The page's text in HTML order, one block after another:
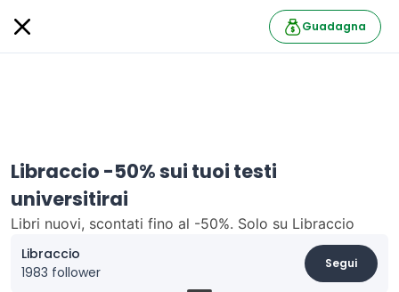
Guadagna
Libraccio -50% sui tuoi testi
universitirai
Libri nuovi, scontati fino al -50%. Solo su Libraccio
Libraccio
1983 follower
Segui